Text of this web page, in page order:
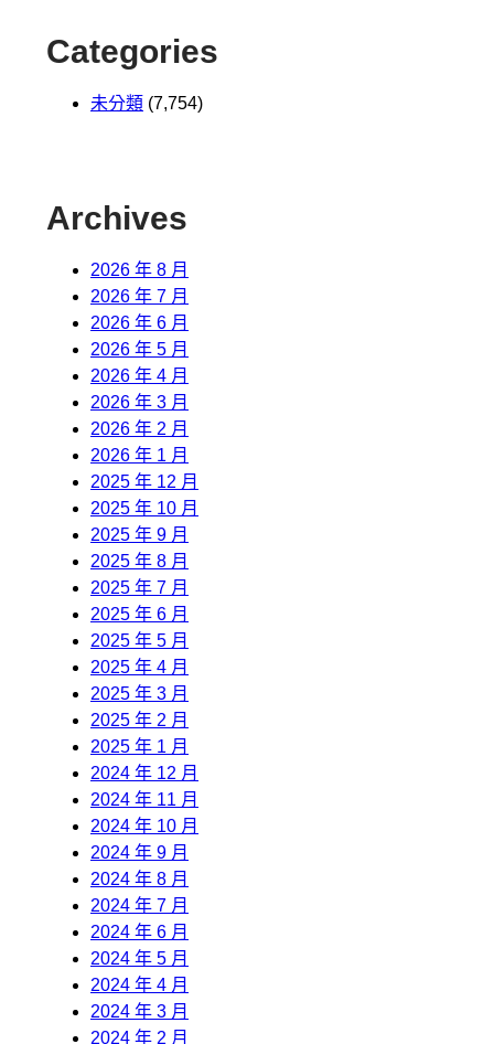
Categories
未分類 (7,754)
Archives
2026 年 8 月
2026 年 7 月
2026 年 6 月
2026 年 5 月
2026 年 4 月
2026 年 3 月
2026 年 2 月
2026 年 1 月
2025 年 12 月
2025 年 10 月
2025 年 9 月
2025 年 8 月
2025 年 7 月
2025 年 6 月
2025 年 5 月
2025 年 4 月
2025 年 3 月
2025 年 2 月
2025 年 1 月
2024 年 12 月
2024 年 11 月
2024 年 10 月
2024 年 9 月
2024 年 8 月
2024 年 7 月
2024 年 6 月
2024 年 5 月
2024 年 4 月
2024 年 3 月
2024 年 2 月